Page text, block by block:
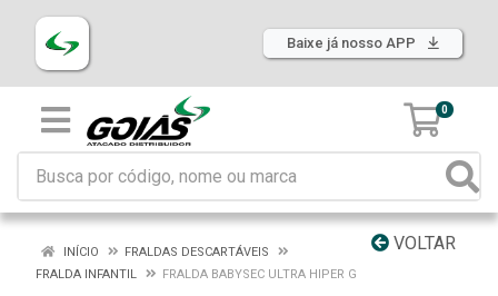
Baixe já nosso APP
0
VOLTAR
INÍCIO
FRALDAS DESCARTÁVEIS
FRALDA INFANTIL
FRALDA BABYSEC ULTRA HIPER G